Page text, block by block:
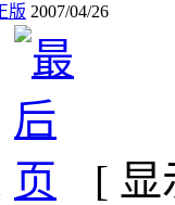
版 2007/04/26
[